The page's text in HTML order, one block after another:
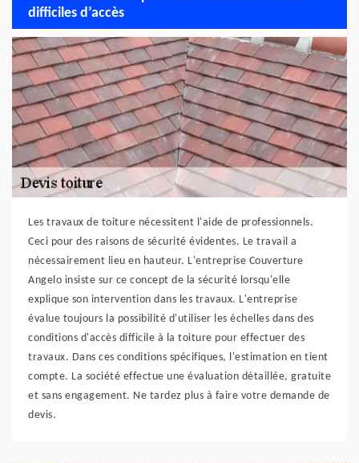
difficiles d’accès
Les travaux de toiture nécessitent l'aide de professionnels.
Ceci pour des raisons de sécurité évidentes. Le travail a
nécessairement lieu en hauteur. L'entreprise Couverture
Angelo insiste sur ce concept de la sécurité lorsqu'elle
explique son intervention dans les travaux. L'entreprise
évalue toujours la possibilité d'utiliser les échelles dans des
conditions d'accès difficile à la toiture pour effectuer des
travaux. Dans ces conditions spécifiques, l'estimation en tient
compte. La société effectue une évaluation détaillée, gratuite
et sans engagement. Ne tardez plus à faire votre demande de
devis.